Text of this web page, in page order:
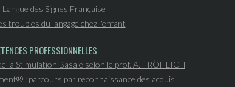
des Signes Française
troubles du langage chez l'enfant
PROFESSIONNELLES
la Stimulation Basale selon le prof. A. FRÖHLICH
: parcours par reconnaissance des acquis